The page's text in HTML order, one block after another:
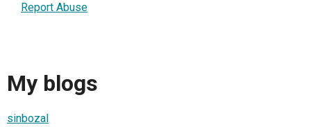
Report Abuse
My blogs
sinbozal